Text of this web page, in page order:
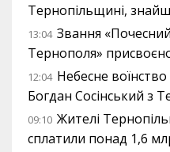
Тернопільщині,
13:04 Звання
Тернополя»
12:04 Небесне
Богдан Сосінський з
09:10 Жителі
сплатили понад 1,6